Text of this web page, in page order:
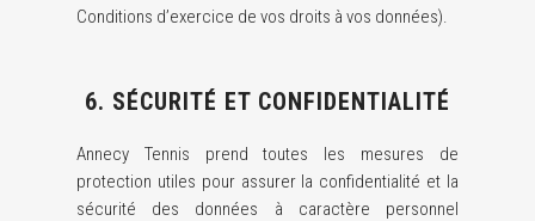
Conditions d’exercice de vos droits à vos données).
6. SÉCURITÉ ET CONFIDENTIALITÉ
Annecy Tennis prend toutes les mesures de
protection utiles pour assurer la confidentialité et la
sécurité des données à caractère personnel